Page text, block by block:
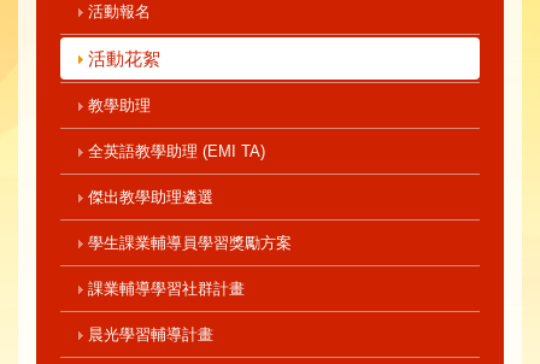
活動報名
活動花絮
教學助理
全英語教學助理 (EMI TA)
傑出教學助理遴選
學生課業輔導員學習獎勵方案
課業輔導學習社群計畫
晨光學習輔導計畫